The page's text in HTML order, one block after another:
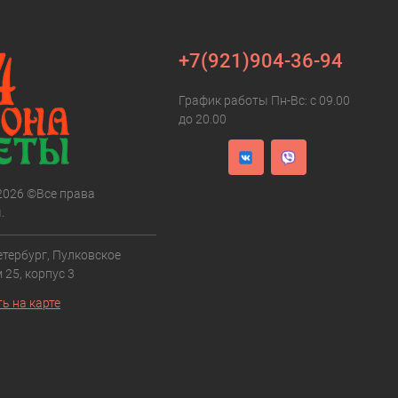
©Все права
Пулковское
корпус 3
на карте
+7(921)904-36-94
График работы Пн-Вс: с 09.00
до 20.00